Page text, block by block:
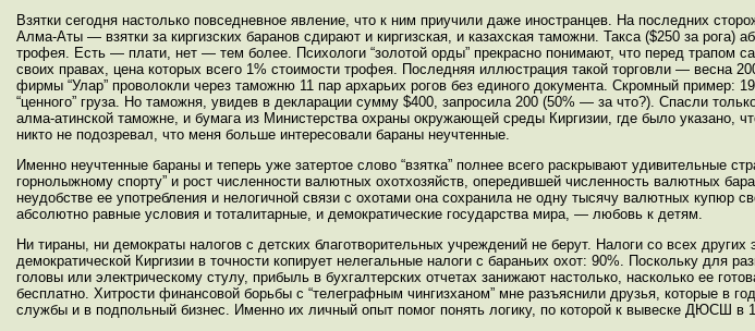
Взятки сегодня настолько повседневное явление, что к ним приучили даже иностранцев. На последних
Алма-Аты — взятки за киргизских баранов сдирают и киргизская, и казахская таможни. Такса ($250 за рога)
трофея. Есть — плати, нет — тем более. Психологи “золотой орды” прекрасно понимают, что перед трапом
своих правах, цена которых всего 1% стоимости трофея. Последняя иллюстрация такой торговли — весна
фирмы “Улар” проволокли через таможню 11 пар архарьих рогов без единого документа. Скромный пример:
“ценного” груза. Но таможня, увидев в декларации сумму $400, запросила 200 (50% — за что?). Спасли
алма-атинской таможне, и бумага из Министерства охраны окружающей среды Киргизии, где было указано,
никто не подозревал, что меня больше интересовали бараны неучтенные.
Именно неучтенные бараны и теперь уже затертое слово “взятка” полнее всего раскрывают
горнолыжному спорту” и рост численности валютных охотхозяйств, опередившей численность валютных
неудобстве ее употребления и нелогичной связи с охотами она сохранила не одну тысячу валютных купюр
абсолютно равные условия и тоталитарные, и демократические государства мира, — любовь к детям.
Ни тираны, ни демократы налогов с детских благотворительных учреждений не берут. Налоги со всех
демократической Киргизии в точности копирует нелегальные налоги с бараньих охот: 90%. Поскольку для
головы или электрическому стулу, прибыль в бухгалтерских отчетах занижают настолько, насколько ее
бесплатно. Хитрости финансовой борьбы с “телеграфным чингизханом” мне разъяснили друзья, которые в
службы и в подпольный бизнес. Именно их личный опыт помог понять логику, по которой к вывеске ДЮСШ в